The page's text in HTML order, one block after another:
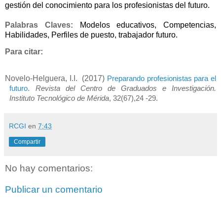
gestión del conocimiento para los profesionistas del futuro.
Palabras Claves:
Modelos educativos, Competencias,
Habilidades, Perfiles de puesto, trabajador futuro.
Para citar:
Novelo-Helguera, I.I. (2017) Preparando profesionistas para el
futuro. Revista del Centro de Graduados e Investigación.
Instituto Tecnológico de Mérida, 32(67),24 -29.
RCGI en 7:43
Compartir
No hay comentarios:
Publicar un comentario